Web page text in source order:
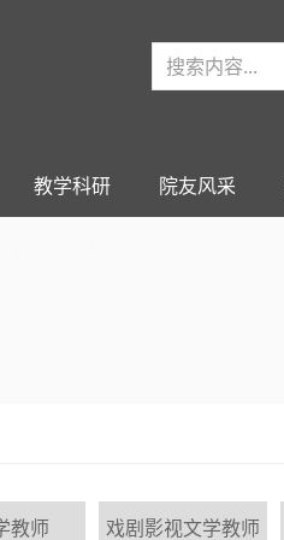
教师 戏剧影视文学教师
教学科研 院友风采